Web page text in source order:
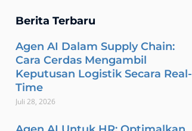
Berita Terbaru
Agen AI Dalam Supply Chain:
Cara Cerdas Mengambil
Keputusan Logistik Secara Real-
Time
Juli 28, 2026